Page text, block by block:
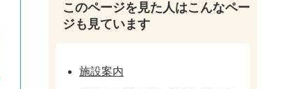
このページを見た人はこんなペー
ジも見ています
施設案内